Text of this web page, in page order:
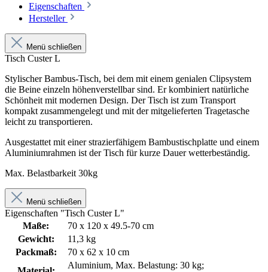
Eigenschaften
Hersteller
Menü schließen
Tisch Custer L
Stylischer Bambus-Tisch, bei dem mit einem genialen Clipsystem
die Beine einzeln höhenverstellbar sind. Er kombiniert natürliche
Schönheit mit modernen Design. Der Tisch ist zum Transport
kompakt zusammengelegt und mit der mitgelieferten Tragetasche
leicht zu transportieren.
Ausgestattet mit einer strazierfähigem Bambustischplatte und einem
Aluminiumrahmen ist der Tisch für kurze Dauer wetterbeständig.
Max. Belastbarkeit 30kg
Menü schließen
Eigenschaften "Tisch Custer L"
Maße:
70 x 120 x 49.5-70 cm
Gewicht:
11,3 kg
Packmaß:
70 x 62 x 10 cm
Aluminium, Max. Belastung: 30 kg;